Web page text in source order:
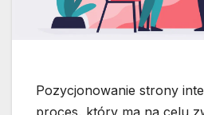
Pozycjonowanie strony